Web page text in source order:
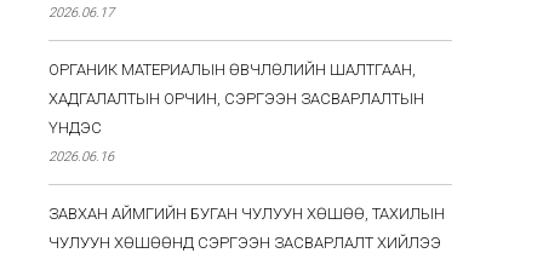
2026.06.17
ОРГАНИК МАТЕРИАЛЫН ӨВЧЛӨЛИЙН ШАЛТГААН,
ХАДГАЛАЛТЫН ОРЧИН, СЭРГЭЭН ЗАСВАРЛАЛТЫН
ҮНДЭС
2026.06.16
ЗАВХАН АЙМГИЙН БУГАН ЧУЛУУН ХӨШӨӨ, ТАХИЛЫН
ЧУЛУУН ХӨШӨӨНД СЭРГЭЭН ЗАСВАРЛАЛТ ХИЙЛЭЭ